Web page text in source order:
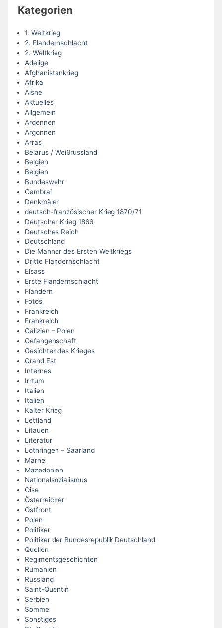
Kategorien
1. Weltkrieg
2. Flandernschlacht
2. Weltkrieg
Adelige
Afghanistankrieg
Afrika
Aisne
Aktuelles
Allgemein
Ardennen
Argonnen
Arras
Belarus / Weißrussland
Belgien
Belgien
Bundeswehr
Cambrai
Denkmäler
deutsch-französischer Krieg 1870/71
Deutscher Krieg 1866
Deutsches Reich
Deutschland
Die Männer des Ersten Weltkriegs
Dritte Flandernschlacht
Elsass
Erste Flandernschlacht
Flandern
Fotos
Frankreich
Frankreich
Galizien – Polen
Gefangenschaft
Gesichter des Krieges
Grand Est
Internes
Irrtum
Italien
Italien
Kalter Krieg
Lettland
Litauen
Literatur
Lothringen – Saarland
Marne
Mazedonien
Nationalsozialismus
Oise
Österreicher
Ostfront
Polen
Politiker
Politiker der Bundesrepublik Deutschland
Quellen
Regimentsgeschichten
Rumänien
Russland
Saint-Quentin
Serbien
Somme
Sonstiges